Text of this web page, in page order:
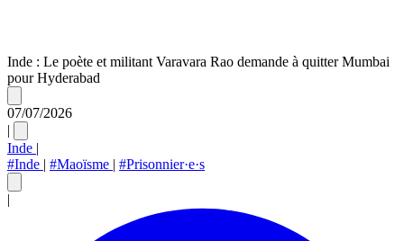
Inde : Le poète et militant Varavara Rao demande à quitter Mumbai
pour Hyderabad
07/07/2026
|
Inde |
#Inde | #Maoïsme | #Prisonnier·e·s
|